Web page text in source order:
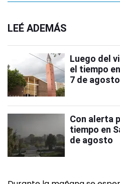
LEÉ ADEMÁS
Luego del
el tiempo
7 de agosto
Con alerta
tiempo en
de agosto